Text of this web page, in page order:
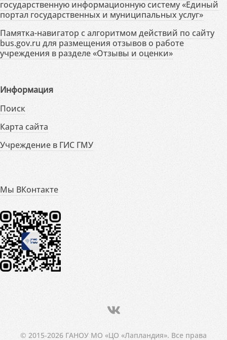
государственную информационную систему «Единый
портал государственных и муниципальных услуг»
Памятка-навигатор с алгоритмом действий по сайту
bus.gov.ru для размещения отзывов о работе
учреждения в разделе «Отзывы и оценки»
Информация
Поиск
Карта сайта
Учреждение в ГИС ГМУ
Мы ВКонтакте
© 2015-2026 ГАНОУ МО «ЦО «Лапландия». Все права